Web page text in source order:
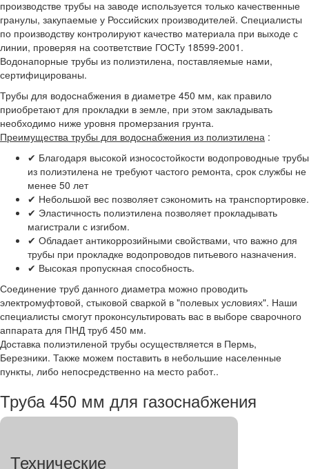
производстве трубы на заводе используется только качественные
гранулы, закупаемые у Российских производителей. Специалисты
по производству контролируют качество материала при выходе с
линии, проверяя на соответствие ГОСТу 18599-2001.
Водонапорные трубы из полиэтилена, поставляемые нами,
сертифицированы.
Трубы для водоснабжения в диаметре 450 мм, как правило
приобретают для прокладки в земле, при этом закладывать
необходимо ниже уровня промерзания грунта.
Преимущества трубы для водоснабжения из полиэтилена :
✔ Благодаря высокой износостойкости водопроводные трубы
из полиэтилена не требуют частого ремонта, срок службы не
менее 50 лет
✔ Небольшой вес позволяет сэкономить на транспортировке.
✔ Эластичность полиэтилена позволяет прокладывать
магистрали с изгибом.
✔ Обладает антикоррозийными свойствами, что важно для
трубы при прокладке водопроводов питьевого назначения.
✔ Высокая пропускная способность.
Соединение труб данного диаметра можно проводить
электромуфтовой, стыковой сваркой в "полевых условиях". Наши
специалисты смогут проконсультировать вас в выборе сварочного
аппарата для ПНД труб 450 мм.
Доставка полиэтиленой трубы осуществляется в Пермь,
Березники. Также можем поставить в небольшие населенные
пункты, либо непосредственно на место работ..
Труба 450 мм для газоснабжения
Технические